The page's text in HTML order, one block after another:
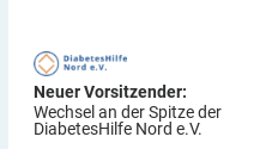
Neuer Vorsitzender:
Wechsel an der Spitze der
DiabetesHilfe Nord e.V.